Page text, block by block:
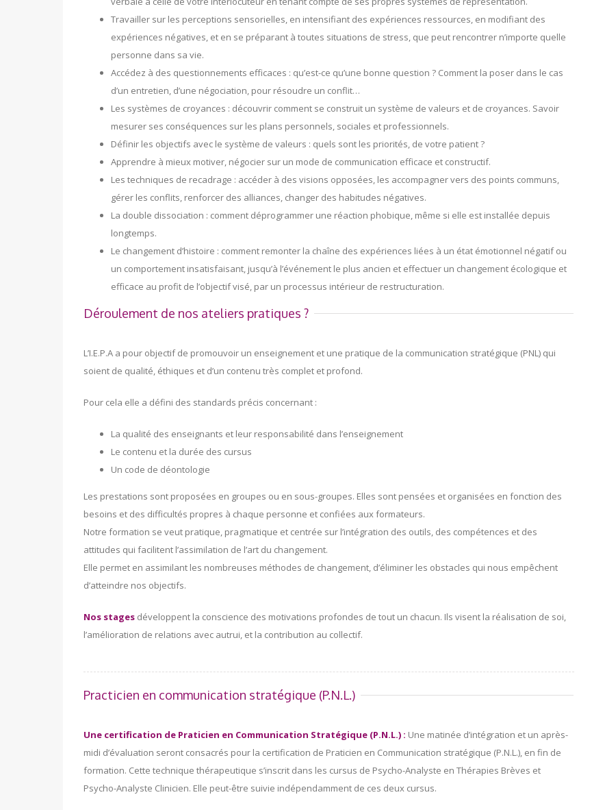
Travailler sur les perceptions sensorielles, en intensifiant des expériences ressources, en modifiant des
expériences négatives, et en se préparant à toutes situations de stress, que peut rencontrer n’importe quelle
personne dans sa vie.
Accédez à des questionnements efficaces : qu’est-ce qu’une bonne question ? Comment la poser dans le cas
d’un entretien, d’une négociation, pour résoudre un conflit…
Les systèmes de croyances : découvrir comment se construit un système de valeurs et de croyances. Savoir
mesurer ses conséquences sur les plans personnels, sociales et professionnels.
Définir les objectifs avec le système de valeurs : quels sont les priorités, de votre patient ?
Apprendre à mieux motiver, négocier sur un mode de communication efficace et constructif.
Les techniques de recadrage : accéder à des visions opposées, les accompagner vers des points communs,
gérer les conflits, renforcer des alliances, changer des habitudes négatives.
La double dissociation : comment déprogrammer une réaction phobique, même si elle est installée depuis
longtemps.
Le changement d’histoire : comment remonter la chaîne des expériences liées à un état émotionnel négatif ou
un comportement insatisfaisant, jusqu’à l’événement le plus ancien et effectuer un changement écologique et
efficace au profit de l’objectif visé, par un processus intérieur de restructuration.
Déroulement de nos ateliers pratiques ?
L’I.E.P.A a pour objectif de promouvoir un enseignement et une pratique de la communication stratégique (PNL) qui
soient de qualité, éthiques et d’un contenu très complet et profond.
Pour cela elle a défini des standards précis concernant :
La qualité des enseignants et leur responsabilité dans l’enseignement
Le contenu et la durée des cursus
Un code de déontologie
Les prestations sont proposées en groupes ou en sous-groupes. Elles sont pensées et organisées en fonction des
besoins et des difficultés propres à chaque personne et confiées aux formateurs.
Notre formation se veut pratique, pragmatique et centrée sur l’intégration des outils, des compétences et des
attitudes qui facilitent l’assimilation de l’art du changement.
Elle permet en assimilant les nombreuses méthodes de changement, d’éliminer les obstacles qui nous empêchent
d’atteindre nos objectifs.
Nos stages développent la conscience des motivations profondes de tout un chacun. Ils visent la réalisation de soi,
l’amélioration de relations avec autrui, et la contribution au collectif.
Practicien en communication stratégique (P.N.L.)
Une certification de Praticien en Communication Stratégique (P.N.L.) : Une matinée d’intégration et un après-
midi d’évaluation seront consacrés pour la certification de Praticien en Communication stratégique (P.N.L.), en fin de
formation. Cette technique thérapeutique s’inscrit dans les cursus de Psycho-Analyste en Thérapies Brèves et
Psycho-Analyste Clinicien. Elle peut-être suivie indépendamment de ces deux cursus.